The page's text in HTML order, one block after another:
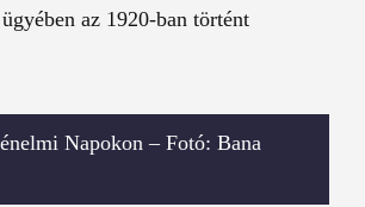
az 1920-ban történt
Napokon – Fotó: Bana